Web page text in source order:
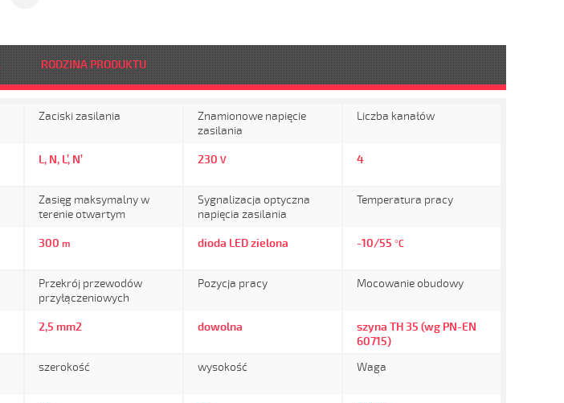
RODZINA PRODUKTU
Zaciski zasilania
L, N, L’, N’
Znamionowe napięcie
zasilania
230 V
Liczba kanałów
4
Zasięg maksymalny w
terenie otwartym
300 m
Sygnalizacja optyczna
napięcia zasilania
dioda LED zielona
Temperatura pracy
-10/55 °C
Przekrój przewodów
przyłączeniowych
2,5 mm2
Pozycja pracy
dowolna
Mocowanie obudowy
szyna TH 35 (wg PN-EN
60715)
szerokość wysokość Waga